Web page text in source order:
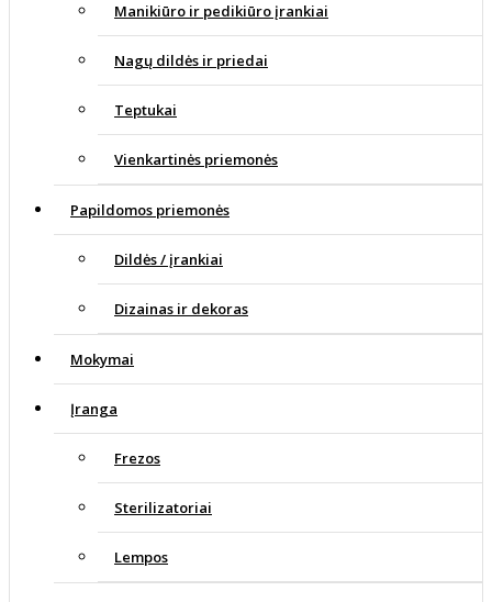
Manikiūro ir pedikiūro įrankiai
Nagų dildės ir priedai
Teptukai
Vienkartinės priemonės
Papildomos priemonės
Dildės / įrankiai
Dizainas ir dekoras
Mokymai
Įranga
Frezos
Sterilizatoriai
Lempos